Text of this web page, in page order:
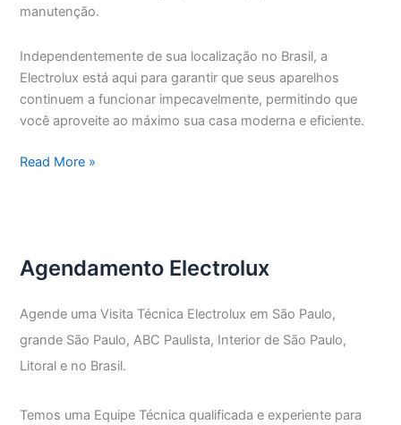
manutenção.
Independentemente de sua localização no Brasil, a
Electrolux está aqui para garantir que seus aparelhos
continuem a funcionar impecavelmente, permitindo que
você aproveite ao máximo sua casa moderna e eficiente.
Assistência
Read More »
Agendamento Electrolux
Agende uma Visita Técnica Electrolux em São Paulo,
grande São Paulo, ABC Paulista, Interior de São Paulo,
Litoral e no Brasil.
Temos uma Equipe Técnica qualificada e experiente para